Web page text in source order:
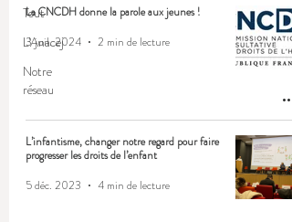
Tout
L'Anacej
Notre
réseau
La CNCDH donne la parole aux jeunes !
3 juil. 2024
2 min de lecture
L’infantisme, changer notre regard pour faire
progresser les droits de l’enfant
5 déc. 2023
4 min de lecture